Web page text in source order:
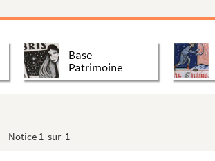
Base
Patrimoine
Notice 1 sur 1